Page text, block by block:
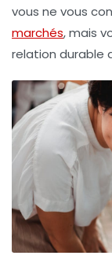
vous ne vous
marchés, mais
relation durable